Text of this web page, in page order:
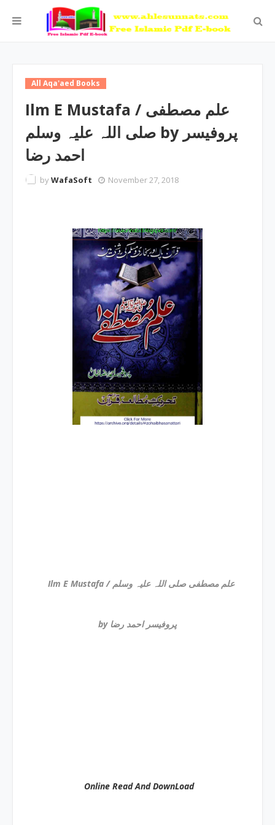
All Aqa'aed Books
Ilm E Mustafa / علم مصطفی
صلی اللہ علیہ وسلم by پروفیسر
احمد رضا
byWafaSoft November 27, 2018
Ilm E Mustafa / علم مصطفی صلی اللہ علیہ وسلم
by پروفیسر احمد رضا
Online Read And DownLoad